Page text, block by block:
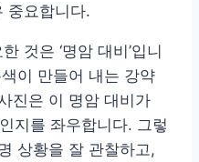
중요합니다.
것은 ‘명암 대비’입니
이 만들어 내는 강약
진은 이 명암 대비가
지를 좌우합니다. 그렇
상황을 잘 관찰하고,